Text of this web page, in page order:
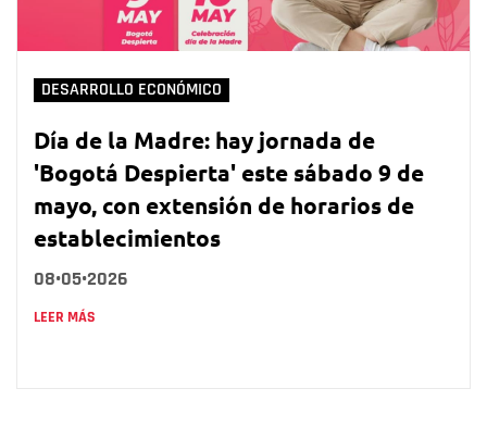
DESARROLLO ECONÓMICO
Día de la Madre: hay jornada de
'Bogotá Despierta' este sábado 9 de
mayo, con extensión de horarios de
establecimientos
08•05•2026
LEER MÁS